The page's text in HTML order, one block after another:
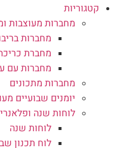
קטגוריות
מחברות מעוצבות
מחברות
מחברת
מחברות עם
מחברות מתכונים
יומנים שבועיים
לוחות שנה
לוחות שנה
לוח תכנון